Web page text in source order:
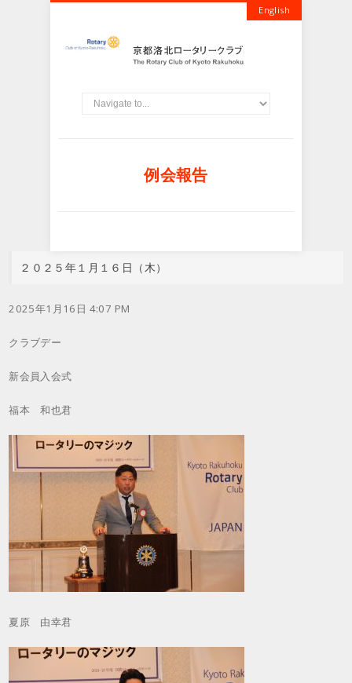
English
例会報告
２０２５年１月１６日（木）
2025年1月16日 4:07 PM
クラブデー
新会員入会式
福本 和也君
夏原 由幸君